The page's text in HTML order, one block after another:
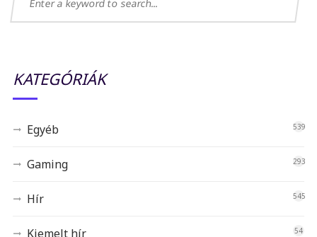
KATEGÓRIÁK
Egyéb 539
Gaming 293
Hír 545
Kiemelt hír 54